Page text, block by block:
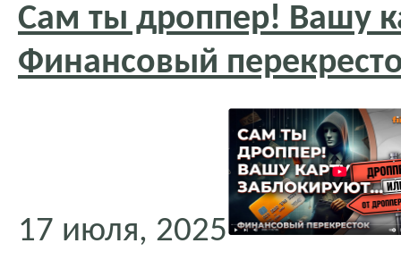
Сам ты дроппер! Вашу
Финансовый
17 июля, 2025